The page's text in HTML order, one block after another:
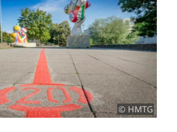
© HMTG